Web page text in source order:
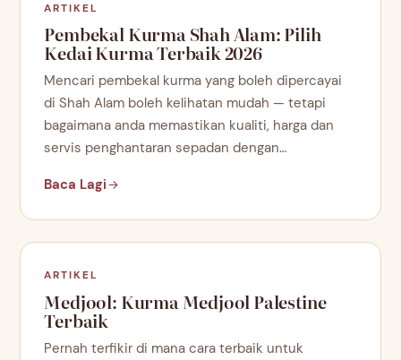
ARTIKEL
Pembekal Kurma Shah Alam: Pilih
Kedai Kurma Terbaik 2026
Mencari pembekal kurma yang boleh dipercayai
di Shah Alam boleh kelihatan mudah — tetapi
bagaimana anda memastikan kualiti, harga dan
servis penghantaran sepadan dengan…
Baca Lagi
ARTIKEL
Medjool: Kurma Medjool Palestine
Terbaik
Pernah terfikir di mana cara terbaik untuk